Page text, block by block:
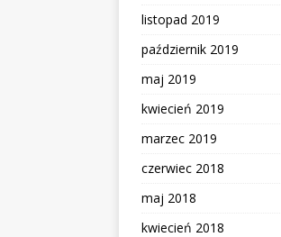
listopad 2019
październik 2019
maj 2019
kwiecień 2019
marzec 2019
czerwiec 2018
maj 2018
kwiecień 2018